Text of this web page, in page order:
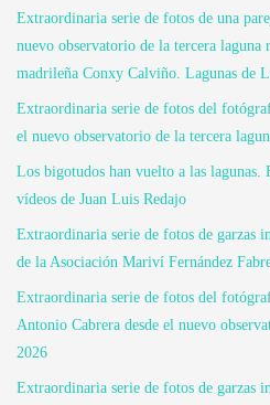
Extraordinaria serie de fotos de una
nuevo observatorio de la tercera laguna
madrileña Conxy Calviño. Lagunas de
Extraordinaria serie de fotos del
el nuevo observatorio de la tercera
Los bigotudos han vuelto a las
vídeos de Juan Luis Redajo
Extraordinaria serie de fotos de garzas
de la Asociación Mariví Fernández
Extraordinaria serie de fotos del
Antonio Cabrera desde el nuevo
2026
Extraordinaria serie de fotos de garzas